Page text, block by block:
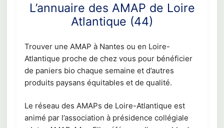
L’annuaire des AMAP de Loire
Atlantique (44)
Trouver une AMAP à Nantes ou en Loire-
Atlantique proche de chez vous pour bénéficier
de paniers bio chaque semaine et d’autres
produits paysans équitables et de qualité.
Le réseau des AMAPs de Loire-Atlantique est
animé par l’association à présidence collégiale